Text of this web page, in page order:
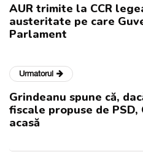
AUR trimite la CCR
austeritate pe care
Parlament
Urmatorul
Grindeanu spune că,
fiscale propuse de
acasă